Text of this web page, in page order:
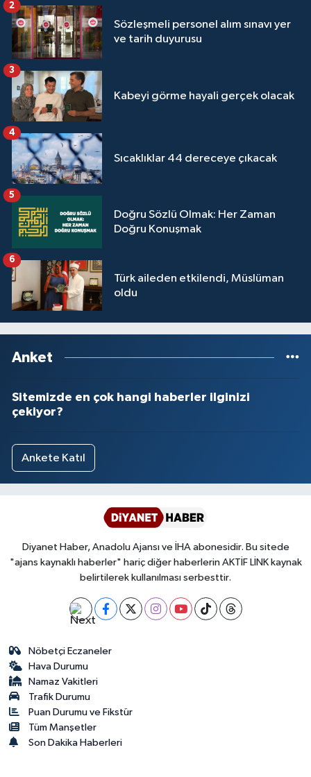
Sözleşmeli personel alım sınavı yer
ve tarih duyurusu
2
Kabeyi görme hayali gerçek olacak
3
Sıcaklıklar 44 dereceye çıkacak
4
Doğru Sözlü Olmak: Her Zaman
Doğru Konuşmak
5
Türk aileden etkilendi, Müslüman
oldu
6
Anket
Sitemizde en çok hangi haberler ilginizi
çekiyor?
Ankete Katıl
Diyanet Haber, Anadolu Ajansı ve İHA abonesidir. Bu sitede
"ajans kaynaklı haberler" hariç diğer haberlerin AKTİF LİNK kaynak
belirtilerek kullanılması serbesttir.
Nöbetçi Eczaneler
Hava Durumu
Namaz Vakitleri
Trafik Durumu
Puan Durumu ve Fikstür
Tüm Manşetler
Son Dakika Haberleri